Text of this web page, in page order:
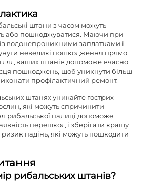
штани з часом можуть
або пошкоджуватися. Маючи при
водонепроникними заплатками і
невеликі пошкодження прямо
ваших штанів допоможе вчасно
пошкоджень, щоб уникнути більш
профілактичний ремонт.
штанях уникайте гострих
які можуть спричинити
рибальської палиці допоможе
перешкод і зберігати кращу
падінь, які можуть пошкодити
рибальських штанів?